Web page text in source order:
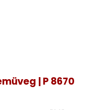
| P 8670